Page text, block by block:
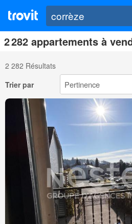
2 282 appartements à
2 282 Résultats
Trier par